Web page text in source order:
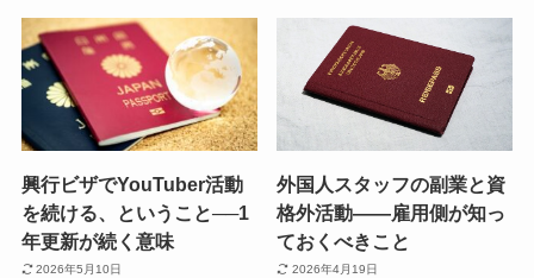
興行ビザでYouTuber活動
を続ける、ということ──1
年更新が続く意味
2026年5月10日
外国人スタッフの副業と資
格外活動——雇用側が知っ
ておくべきこと
2026年4月19日